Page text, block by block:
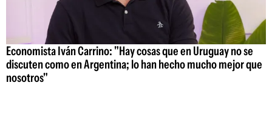
Economista Iván Carrino: "Hay cosas que en Uruguay no se
discuten como en Argentina; lo han hecho mucho mejor que
nosotros"